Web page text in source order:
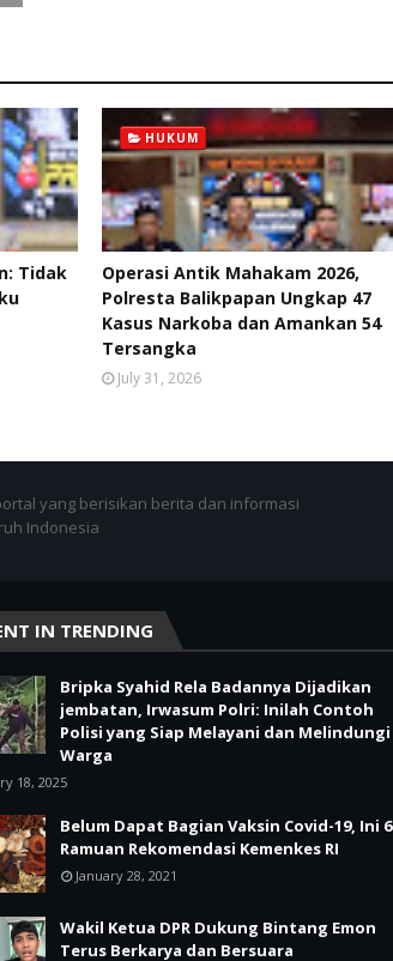
Tidak
HUKUM
Operasi Antik Mahakam 2026,
Polresta Balikpapan Ungkap 47
Kasus Narkoba dan Amankan 54
Tersangka
July 31, 2026
yang berisikan berita dan informasi
Indonesia
IN TRENDING
Bripka Syahid Rela Badannya Dijadikan
jembatan, Irwasum Polri: Inilah Contoh
Polisi yang Siap Melayani dan Melindungi
Warga
18, 2025
Belum Dapat Bagian Vaksin Covid-19, Ini 6
Ramuan Rekomendasi Kemenkes RI
January 28, 2021
Wakil Ketua DPR Dukung Bintang Emon
Terus Berkarya dan Bersuara